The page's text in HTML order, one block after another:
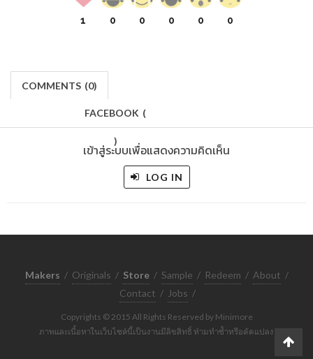
1 0 0 0 0 0
COMMENTS (0)
FACEBOOK (
)
เข้าสู่ระบบเพื่อแสดงความคิดเห็น
LOG IN
Makers / Originals / Store / Sample / Redeem / About /
Contact / Jobs /
Copyrights © 2015 All Rights Reserved by Minimore
ภาพและเนื้อหาในเว็บไซต์นี้เป็นงานมีลิขสิทธิ์ ห้ามทำซ้ำหรือดัดแปลง